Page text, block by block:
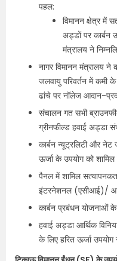
पहल:
विमानन क्षेत्र में
अड्डों पर कार्बन
मंत्रालय ने
नागर विमानन मंत्रालय ने
जलवायु परिवर्तन में कमी के
ढांचे पर नॉलेज आदान-
संचालन गत सभी
ग्रीनफील्ड हवाई अड्डा
कार्बन न्यूट्रलिटी और नेट
ऊर्जा के उपयोग को शामिल
पैनल में शामिल
इंटरनेशनल (एसीआई)/
कार्बन प्रबंधन योजनाओं
हवाई अड्डा आर्थिक
के लिए हरित ऊर्जा